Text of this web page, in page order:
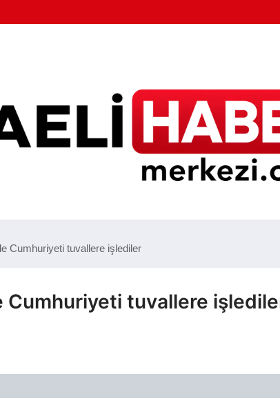
Cumhuriyeti tuvallere işlediler
Cumhuriyeti tuvallere